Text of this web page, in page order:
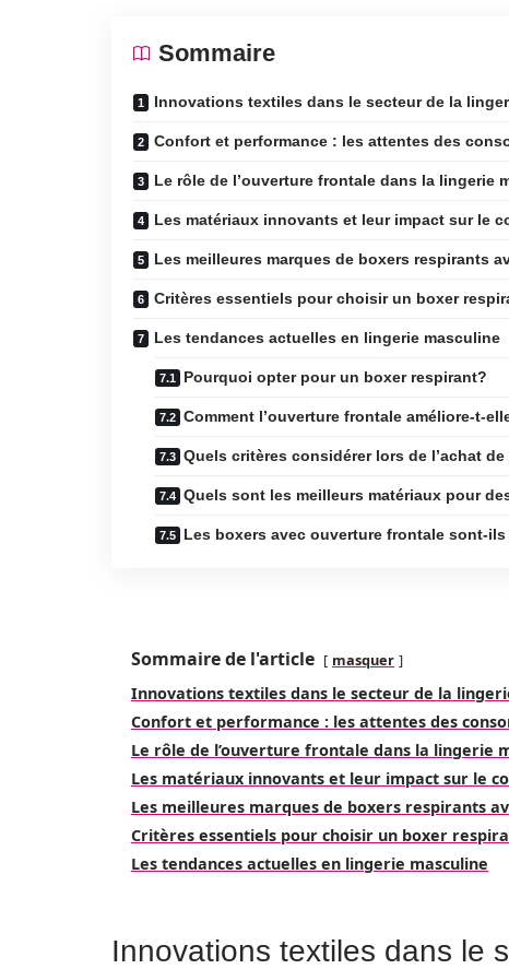
Sommaire
Innovations textiles dans le secteur de la
Confort et performance : les attentes des
Le rôle de l’ouverture frontale dans la lingerie
Les matériaux innovants et leur impact sur le
Les meilleures marques de boxers respirants
Critères essentiels pour choisir un boxer
Les tendances actuelles en lingerie masculine
Pourquoi opter pour un boxer respirant?
Comment l’ouverture frontale améliore-t-
Quels critères considérer lors de l’achat
Quels sont les meilleurs matériaux pour
Les boxers avec ouverture frontale sont-
Sommaire de l'article masquer
Innovations textiles dans le secteur de la
Confort et performance : les attentes des
Le rôle de l’ouverture frontale dans la lingerie
Les matériaux innovants et leur impact sur le
Les meilleures marques de boxers respirants
Critères essentiels pour choisir un boxer
Les tendances actuelles en lingerie masculine
Innovations textiles dans le